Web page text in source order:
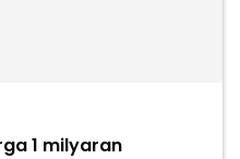
1 milyaran